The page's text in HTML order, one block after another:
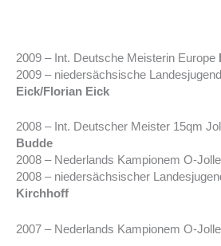
2009 – Int. Deutsche Meisterin Europe
2009 – niedersächsische
Eick/Florian Eick
2008 – Int. Deutscher Meister 15qm
Budde
2008 – Nederlands Kampionem O-Jolle
2008 – niedersächsischer
Kirchhoff
2007 – Nederlands Kampionem O-Jolle